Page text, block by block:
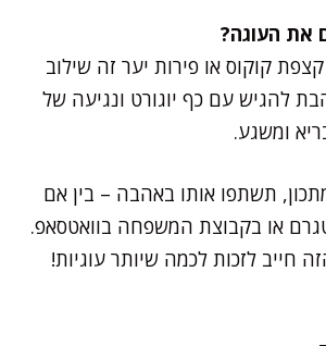
קוקוס או פירות יער זה שילוב
להגיש עם כף יוגורט ונגיעה של
ומשגע.
תשתפו אותו באהבה – בין אם
או בקבוצת המשפחה בוואטסאפ.
חייב לזכות לכמה שיותר עוגיות!